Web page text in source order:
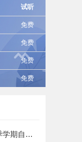
试听
免费
免费
免费
免费
海南师范大学2026年春季学期自学考试本科毕业生学士学位证书领取通知